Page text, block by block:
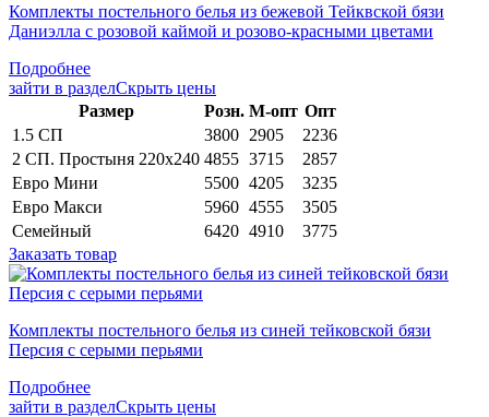
Комплекты постельного белья из бежевой Тейквской бязи
Даниэлла с розовой каймой и розово-красными цветами
Подробнее
зайти в разделСкрыть цены
Раз­мер
Розн. М-опт Опт
1.5 СП
3800 2905
2236
2 СП. Простыня 220х240 4855 3715
2857
Евро Мини
5500 4205
3235
Евро Макси
5960 4555
3505
Семейный
6420 4910
3775
Заказать товар
Комплекты постельного белья из синей тейковской бязи
Персия с серыми перьями
Подробнее
зайти в разделСкрыть цены